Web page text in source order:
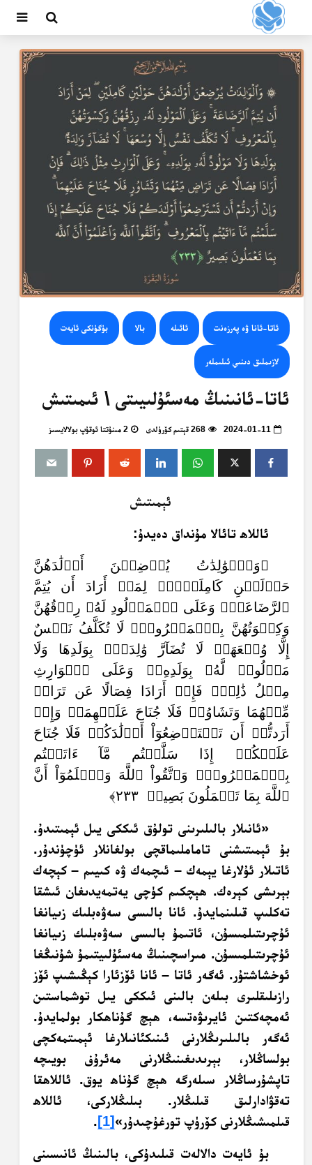
ئاتا-ئانا ۋە پەرزەنت ئائىلە بالا بۈگۈنكى ئايەت
لازىملىق دىنىي ئىلىملەر
ئاتا-ئانىنىڭ مەسئۇلىيىتى \ ئىمىتىش
2024-01-11 268 قېتىم كۆرۈلدى 2 مىنۇتتا ئوقۇپ بولالايسىز
ئېمىتىش
ئاللاھ تائالا مۇنداق دەيدۇ:
﴿وَٱلۡوَٰلِدَٰتُ يُرۡضِعۡنَ أَوۡلَٰدَهُنَّ
حَوۡلَيۡنِ كَامِلَيۡنِۖ لِمَنۡ أَرَادَ أَن يُتِمَّ
ٱلرَّضَاعَةَۚ وَعَلَى ٱلۡمَوۡلُودِ لَهُۥ رِزۡقُهُنَّ
وَكِسۡوَتُهُنَّ بِٱلۡمَعۡرُوفِۚ لَا تُكَلَّفُ نَفۡسٌ
إِلَّا وُسۡعَهَاۚ لَا تُضَآرَّ وَٰلِدَةُۢ بِوَلَدِهَا وَلَا
مَوۡلُودٞ لَّهُۥ بِوَلَدِهِۦۚ وَعَلَى ٱلۡوَارِثِ
مِثۡلُ ذَٰلِكَۗ فَإِنۡ أَرَادَا فِصَالًا عَن تَرَاضٖ
مِّنۡهُمَا وَتَشَاوُرٖ فَلَا جُنَاحَ عَلَيۡهِمَاۗ وَإِنۡ
أَرَدتُّمۡ أَن تَسۡتَرۡضِعُوٓاْ أَوۡلَٰدَكُمۡ فَلَا جُنَاحَ
عَلَيۡكُمۡ إِذَا سَلَّمۡتُم مَّآ ءَاتَيۡتُم
بِٱلۡمَعۡرُوفِۗ وَٱتَّقُواْ ٱللَّهَ وَٱعۡلَمُوٓاْ أَنَّ
ٱللَّهَ بِمَا تَعۡمَلُونَ بَصِيرٞ ٢٣٣﴾
«ئانىلار بالىلىرىنى تولۇق ئىككى يىل ئېمىتىدۇ.
بۇ ئېمىتىشنى تاماملىماقچى بولغانلار ئۈچۈندۇر.
ئاتىلار ئۇلارغا يېمەك – ئىچمەك ۋە كىيىم – كېچەك
بېرىشى كېرەك. ھېچكىم كۈچى يەتمەيدىغان ئىشقا
تەكلىپ قىلىنمايدۇ. ئانا بالىسى سەۋەبلىك زىيانغا
ئۇچرىتىلمىسۇن، ئاتىمۇ بالىسى سەۋەبلىك زىيانغا
ئۇچرىتىلمىسۇن. مىراسچىنىڭ مەسئۇلىيتىمۇ شۇنىڭغا
ئوخشاشتۇر. ئەگەر ئاتا – ئانا ئۆزئارا كېڭىشىپ ئۆز
رازىلىقلىرى بىلەن بالىنى ئىككى يىل توشماستىن
ئەمچەكتىن ئايرىۋەتسە، ھېچ گۇناھكار بولمايدۇ.
ئەگەر بالىلىرىڭلارنى ئىنىكئانىلارغا ئېمىتمەكچى
بولساڭلار، بېرىدىغىنىڭلارنى مەئرۇف بويىچە
تاپشۇرساڭلار سىلەرگە ھېچ گۇناھ يوق. ئاللاھقا
تەقۋادارلىق قىلىڭلار. بىلىڭلاركى، ئاللاھ
قىلمىشىڭلارنى كۆرۈپ تورغۇچىدۇر» [1]
.
بۇ ئايەت دالالەت قىلىدۇكى، بالىنىڭ ئانىسىنى